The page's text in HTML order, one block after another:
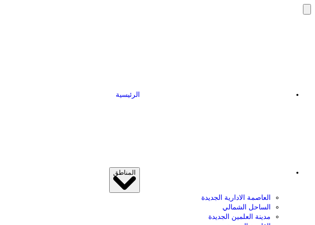
تخطى
الرئيسية
المناطق
العاصمة الادارية الجديدة
الساحل الشمالي
مدينة العلمين الجديدة